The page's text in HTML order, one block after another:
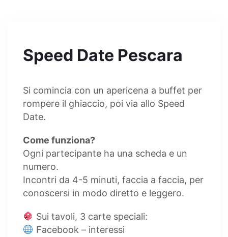
Speed Date Pescara
Si comincia con un apericena a buffet per
rompere il ghiaccio, poi via allo Speed
Date.
Come funziona?
Ogni partecipante ha una scheda e un
numero.
Incontri da 4-5 minuti, faccia a faccia, per
conoscersi in modo diretto e leggero.
Sui tavoli, 3 carte speciali:
Facebook – interessi